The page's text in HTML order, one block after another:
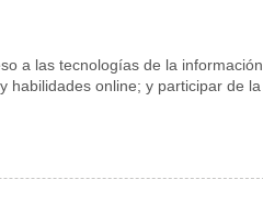
a las tecnologías de la información
habilidades online; y participar de la